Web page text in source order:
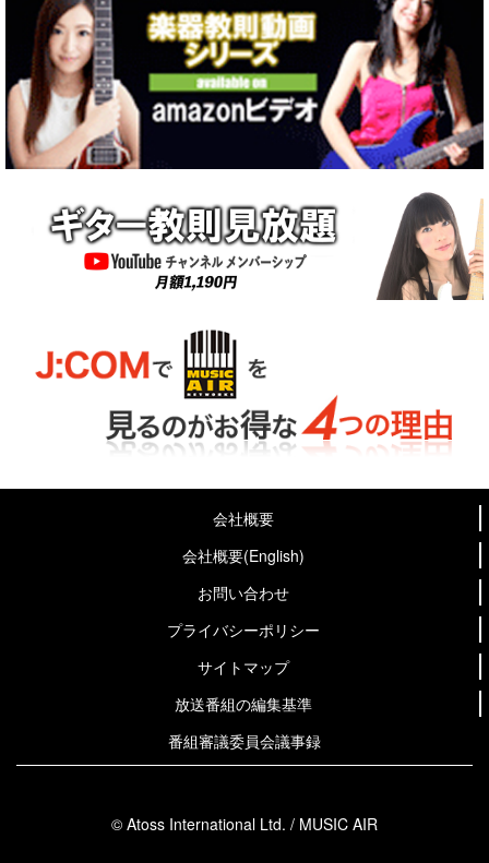
会社概要
会社概要(English)
お問い合わせ
プライバシーポリシー
サイトマップ
放送番組の編集基準
番組審議委員会議事録
© Atoss International Ltd. / MUSIC AIR